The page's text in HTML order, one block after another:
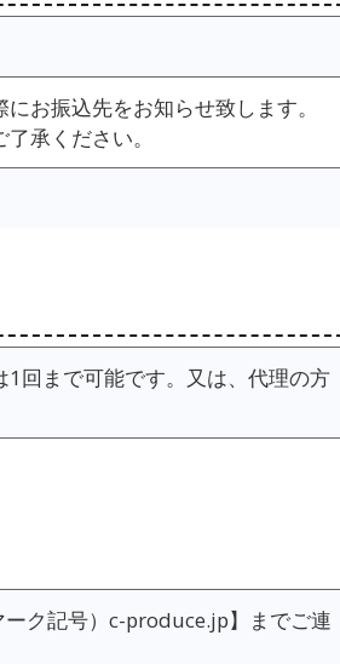
お振込先をお知らせ致します。
承ください。
回まで可能です。又は、代理の方
ク記号）c-produce.jp】までご連